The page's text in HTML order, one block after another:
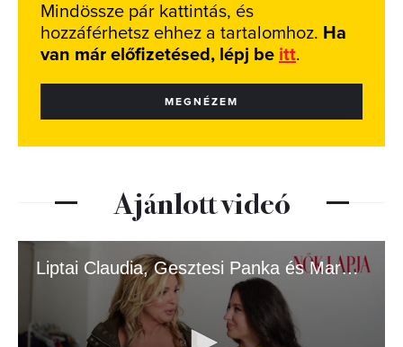
Mindössze pár kattintás, és
hozzáférhetsz ehhez a tartalomhoz. Ha
van már előfizetésed, lépj be itt.
MEGNÉZEM
Ajánlott videó
Liptai Claudia, Gesztesi Panka és Marci a Nők Lapja címlapján